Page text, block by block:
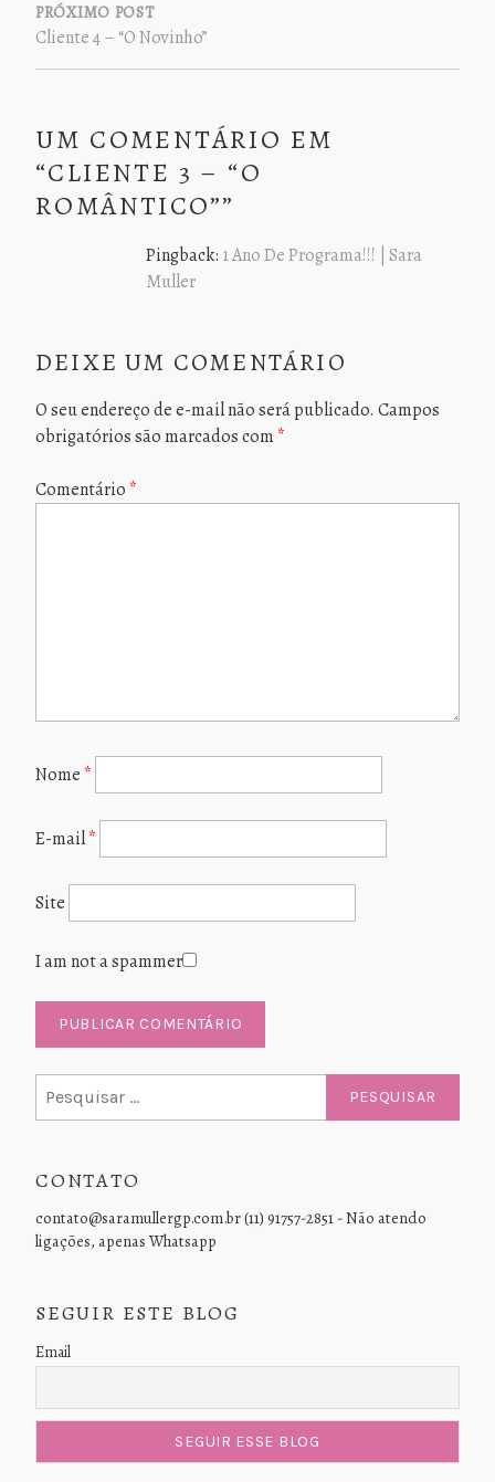
PRÓXIMO POST
Cliente 4 – “O Novinho”
UM COMENTÁRIO EM
“CLIENTE 3 – “O
ROMÂNTICO””
Pingback: 1 Ano De Programa!!! | Sara
Muller
DEIXE UM COMENTÁRIO
O seu endereço de e-mail não será publicado. Campos
obrigatórios são marcados com *
Comentário *
Nome *
E-mail*
Site
I am not a spammer
por:
CONTATO
contato@saramullergp.com.br (11) 91757-2851 - Não atendo
ligações, apenas Whatsapp
SEGUIR ESTE BLOG
Email